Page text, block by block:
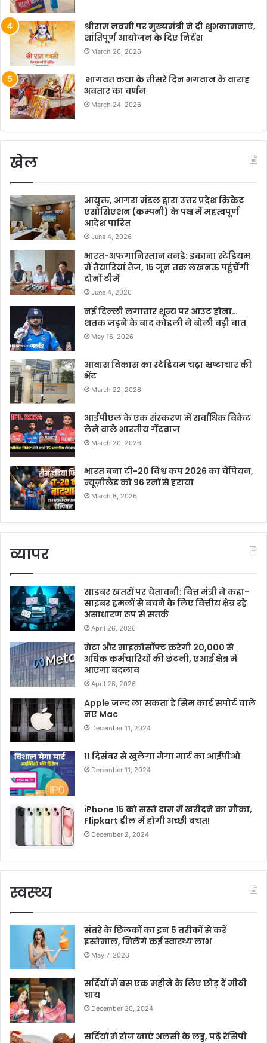
श्रीराम नवमी पर मुख्यमंत्री ने दी शुभकामनाएं,
शांतिपूर्ण आयोजन के दिए निर्देश
March 26, 2026
भागवत कथा के तीसरे दिन भगवान के वाराह
अवतार का वर्णन
March 24, 2026
खेल
आयुक्त, आगरा मंडल द्वारा उत्तर प्रदेश क्रिकेट
एसोसिएशन (कम्पनी) के पक्ष में महत्वपूर्ण
आदेश पारित
June 4, 2026
भारत-अफगानिस्तान वनडे: इकाना स्टेडियम
में तैयारियां तेज, 15 जून तक लखनऊ पहुंचेंगी
दोनों टीमें
June 4, 2026
नई दिल्ली लगातार शून्य पर आउट होना…
शतक जड़ने के बाद कोहली ने बोली बड़ी बात
May 16, 2026
आवास विकास का स्टेडियम चढ़ा भ्रष्टाचार की
भेंट
March 22, 2026
आईपीएल के एक संस्करण में सर्वाधिक विकेट
लेने वाले भारतीय गेंदबाज
March 20, 2026
भारत बना टी-20 विश्व कप 2026 का चैंपियन,
न्यूज़ीलैंड को 96 रनों से हराया
March 8, 2026
व्यापर
साइबर खतरों पर चेतावनी: वित्त मंत्री ने कहा-
साइबर हमलों से बचने के लिए वित्तीय क्षेत्र रहे
असाधारण रूप से सतर्क
April 26, 2026
मेटा और माइक्रोसॉफ्ट करेगी 20,000 से
अधिक कर्मचारियों की छंटनी, एआई क्षेत्र में
आएगा बदलाव
April 26, 2026
Apple जल्द ला सकता है सिम कार्ड सपोर्ट वाले
नए Mac
December 11, 2024
11 दिसंबर से खुलेगा मेगा मार्ट का आईपीओ
December 11, 2024
iPhone 15 को सस्ते दाम में खरीदने का मौका,
Flipkart डील में होगी अच्छी बचत!
December 2, 2024
स्वस्थ्य
संतरे के छिलकों का इन 5 तरीकों से करें
इस्तेमाल, मिलेंगे कई स्वास्थ्य लाभ
May 7, 2026
सर्दियों में बस एक महीने के लिए छोड़ दें मीठी
चाय
December 30, 2024
सर्दियों में रोज खाएं अलसी के लड्डू, पढ़ें रेसिपी